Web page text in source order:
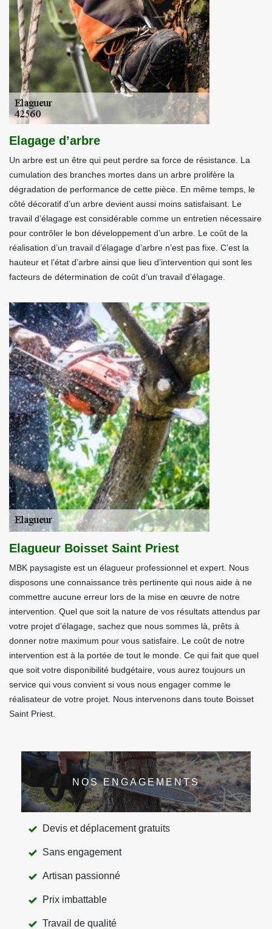
Elagage d’arbre
Un arbre est un être qui peut perdre sa force de résistance. La
cumulation des branches mortes dans un arbre prolifère la
dégradation de performance de cette pièce. En même temps, le
côté décoratif d’un arbre devient aussi moins satisfaisant. Le
travail d’élagage est considérable comme un entretien nécessaire
pour contrôler le bon développement d’un arbre. Le coût de la
réalisation d’un travail d’élagage d’arbre n’est pas fixe. C’est la
hauteur et l’état d’arbre ainsi que lieu d’intervention qui sont les
facteurs de détermination de coût d’un travail d’élagage.
Elagueur Boisset Saint Priest
MBK paysagiste est un élagueur professionnel et expert. Nous
disposons une connaissance très pertinente qui nous aide à ne
commettre aucune erreur lors de la mise en œuvre de notre
intervention. Quel que soit la nature de vos résultats attendus par
votre projet d’élagage, sachez que nous sommes là, prêts à
donner notre maximum pour vous satisfaire. Le coût de notre
intervention est à la portée de tout le monde. Ce qui fait que quel
que soit votre disponibilité budgétaire, vous aurez toujours un
service qui vous convient si vous nous engager comme le
réalisateur de votre projet. Nous intervenons dans toute Boisset
Saint Priest.
NOS ENGAGEMENTS
Devis et déplacement gratuits
Sans engagement
Artisan passionné
Prix imbattable
Travail de qualité